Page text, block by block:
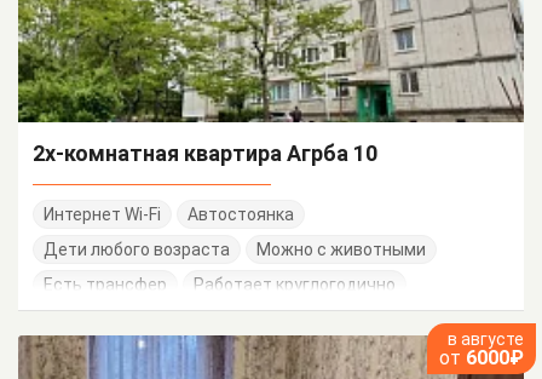
2х-комнатная квартира Агрба 10
Интернет Wi-Fi
Автостоянка
Дети любого возраста
Можно с животными
Есть трансфер
Работает круглогодично
в августе
от 6000₽